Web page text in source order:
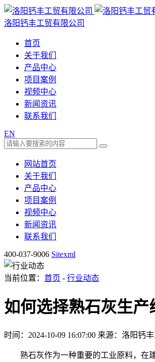
洛阳钙丰工贸有限公司
首页
关于我们
产品中心
项目案例
视频中心
新闻资讯
联系我们
EN
网站首页
关于我们
产品中心
项目案例
视频中心
新闻资讯
联系我们
400-037-9006 Sitexml
当前位置： 首页 - 行业动态
如何选择熟石灰生产
时间：2024-10-09 16:07:00 来源：洛阳钙
熟石灰作为一种重要的工业原料，在